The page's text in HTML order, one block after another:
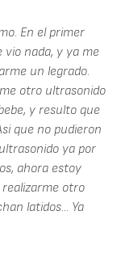
En el primer
nada, y ya me
un legrado.
otro ultrasonido
y resulto que
que no pudieron
ya por
ahora estoy
otro
latidos... Ya